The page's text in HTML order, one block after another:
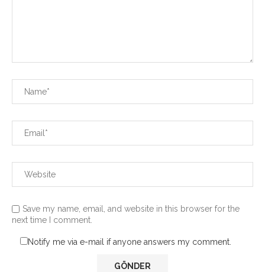
Save my name, email, and website in this browser for the
next time I comment.
Notify me via e-mail if anyone answers my comment.